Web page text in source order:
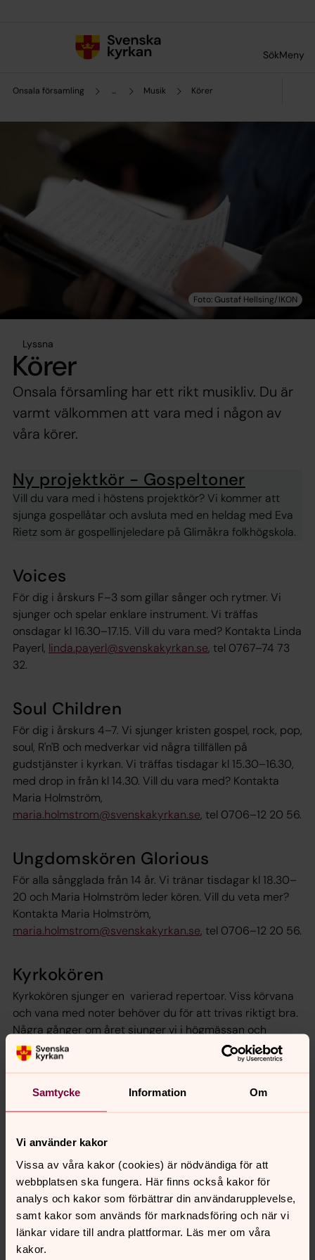
Samtycke Information Om
Vi använder kakor
Vissa av våra kakor (cookies) är nödvändiga för att
webbplatsen ska fungera. Här finns också kakor för
analys och kakor som förbättrar din användarupplevelse,
samt kakor som används för marknadsföring och när vi
länkar vidare till andra plattformar. Läs mer om våra
kakor.
SökMeny
Onsala församling ... Musik Körer
Lyssna
Körer
Onsala församling har ett rikt musikliv. Du är
varmt välkommen att vara med i någon av
våra körer.
Ny projektkör - Gospeltoner
Vill du vara med i höstens projektkör? Vi kommer att
sjunga gospellåtar och avsluta med en heldag med Eva
Rietz som är gospellinjeledare på Glimåkra folkhögskola.
Voices
För dig i årskurs F–3 som gillar sånger och rytmer. Vi
sjunger och spelar enklare instrument. Vi träffas
onsdagar kl 16.30–17.15. Vill du vara med? Kontakta Linda
Payerl, linda.payerl@svenskakyrkan.se, tel 0767–74 73
32.
Soul Children
För dig i årskurs 4–7. Vi sjunger kristen gospel, rock, pop,
soul, R'n'B och medverkar vid några tillfällen på
gudstjänster i kyrkan. Vi träffas tisdagar kl 15.30–16.30,
med drop in från kl 14.30. Vill du vara med? Kontakta
Maria Holmström,
maria.holmstrom@svenskakyrkan.se, tel 0706–12 20 56.
Ungdomskören Glorious
För alla sångglada från 14 år. Vi tränar tisdagar kl 18.30–
20 och Maria Holmström leder kören. Vill du veta mer?
Kontakta Maria Holmström,
maria.holmstrom@svenskakyrkan.se, tel 0706–12 20 56.
Kyrkokören
Kyrkokören sjunger en varierad repertoar. Viss körvana
och vana med noter behöver du för att trivas riktigt bra.
Några gånger om året sjunger vi i högmässan och
medverkar vid konserter. Övning i församlingshemmet
varje torsdag kl 18.30-20.30. Körledare är Rebecka
0767-74 73 26.
Aromakören
Aromakören är öppen för alla som vill pröva på att
sjunga tillsammans med andra. Du behöver inte ha
några förkunskaper eller vana av körsång. Repertoaren
är enkel och du får lära dig lite om notläsning och
röstvård. Vi repeterar tisdagar kl 18.00–19.30. Körledare:
Linda Payerl,